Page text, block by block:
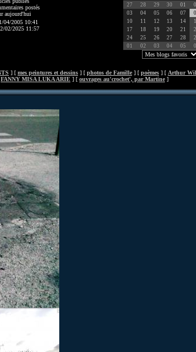
postés
aujourd'hui
04/2005 10:41
02/2025 11:57
27
28 29 30 01
03
04 05 06 07
10
11 12 13 14
17
18 19 20 21
24
25 26 27 28
01
02 03 04 05
] [ mes peintures et dessins ] [ photos de Famille ] [ poèmes ] [ Arthur
FANNY MISA LUKA ARIE ] [ ouvrages au'crochet', par Martine ]